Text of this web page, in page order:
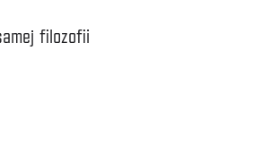
filozofii